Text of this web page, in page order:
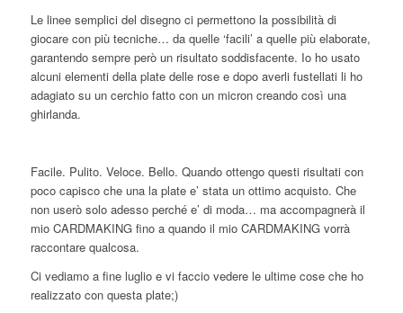
Le linee semplici del disegno ci permettono la possibilità di
giocare con più tecniche… da quelle ‘facili’ a quelle più elaborate,
garantendo sempre però un risultato soddisfacente. Io ho usato
alcuni elementi della plate delle rose e dopo averli fustellati li ho
adagiato su un cerchio fatto con un micron creando così una
ghirlanda.
Facile. Pulito. Veloce. Bello. Quando ottengo questi risultati con
poco capisco che una la plate e’ stata un ottimo acquisto. Che
non userò solo adesso perché e’ di moda… ma accompagnerà il
mio CARDMAKING fino a quando il mio CARDMAKING vorrà
raccontare qualcosa.
Ci vediamo a fine luglio e vi faccio vedere le ultime cose che ho
realizzato con questa plate;)